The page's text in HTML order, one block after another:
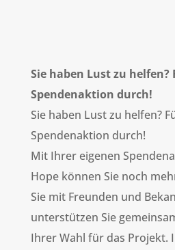
Sie haben Lust zu helfen?
Spendenaktion durch!
Sie haben Lust zu helfen?
Spendenaktion durch!
Mit Ihrer eigenen
Hope können Sie noch
Sie mit Freunden und
unterstützen Sie
Ihrer Wahl für das Projekt.